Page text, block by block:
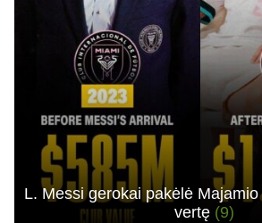
L. Messi gerokai pakėlė Majamio
vertę (9)